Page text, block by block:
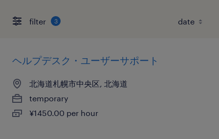
filter 3
ヘルプデスク・ユーザーサポート
北海道札幌市中央区, 北海道
temporary
¥1450.00 per hour